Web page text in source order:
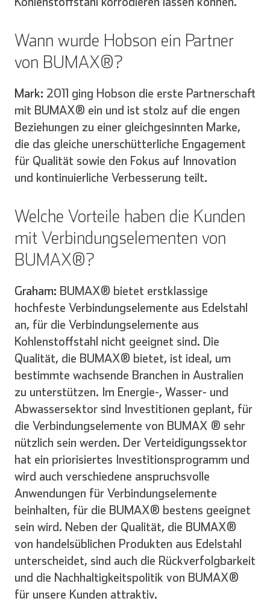
Wann wurde Hobson ein Partner
von BUMAX®?
Mark: 2011 ging Hobson die erste Partnerschaft
mit BUMAX® ein und ist stolz auf die engen
Beziehungen zu einer gleichgesinnten Marke,
die das gleiche unerschütterliche Engagement
für Qualität sowie den Fokus auf Innovation
und kontinuierliche Verbesserung teilt.
Welche Vorteile haben die Kunden
mit Verbindungselementen von
BUMAX®?
Graham: BUMAX® bietet erstklassige
hochfeste Verbindungselemente aus Edelstahl
an, für die Verbindungselemente aus
Kohlenstoffstahl nicht geeignet sind. Die
Qualität, die BUMAX® bietet, ist ideal, um
bestimmte wachsende Branchen in Australien
zu unterstützen. Im Energie-, Wasser- und
Abwassersektor sind Investitionen geplant, für
die Verbindungselemente von BUMAX ® sehr
nützlich sein werden. Der Verteidigungssektor
hat ein priorisiertes Investitionsprogramm und
wird auch verschiedene anspruchsvolle
Anwendungen für Verbindungselemente
beinhalten, für die BUMAX® bestens geeignet
sein wird. Neben der Qualität, die BUMAX®
von handelsüblichen Produkten aus Edelstahl
unterscheidet, sind auch die Rückverfolgbarkeit
und die Nachhaltigkeitspolitik von BUMAX®
für unsere Kunden attraktiv.